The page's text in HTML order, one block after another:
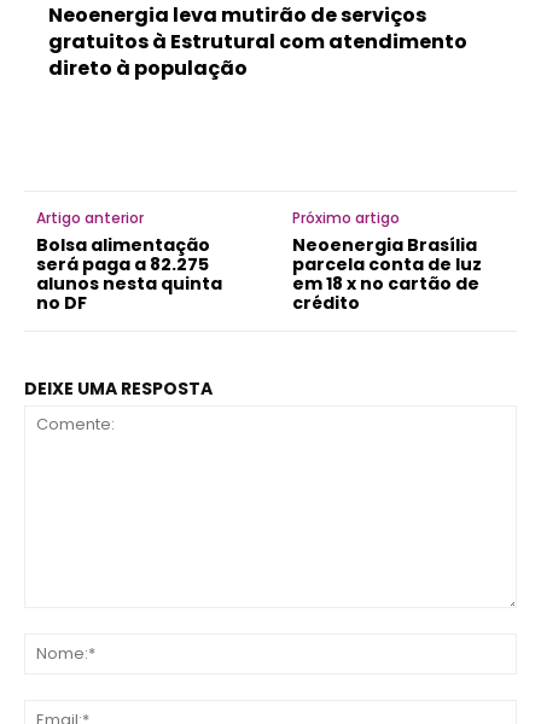
Neoenergia leva mutirão de serviços
gratuitos à Estrutural com atendimento
direto à população
Artigo anterior
Bolsa alimentação
será paga a 82.275
alunos nesta quinta
no DF
Próximo artigo
Neoenergia Brasília
parcela conta de luz
em 18 x no cartão de
crédito
DEIXE UMA RESPOSTA